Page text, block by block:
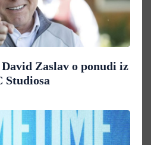
Zaslav o ponudi iz
Studiosa